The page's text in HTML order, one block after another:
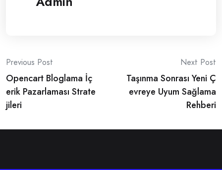
Post
navigation
Previous Post
Opencart Bloglama İç
erik Pazarlaması Strate
jileri
Next Post
Taşınma Sonrası Yeni Ç
evreye Uyum Sağlama
Rehberi